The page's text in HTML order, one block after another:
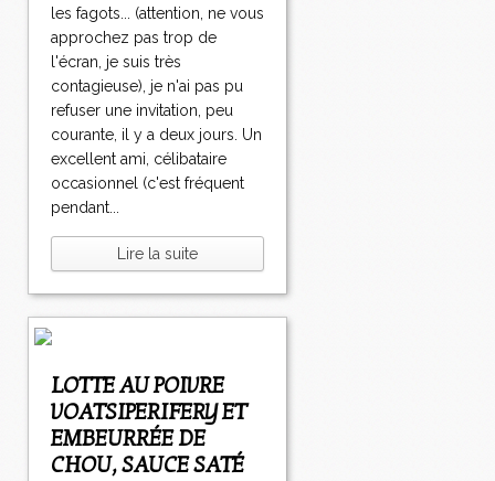
les fagots... (attention, ne vous
approchez pas trop de
l'écran, je suis très
contagieuse), je n'ai pas pu
refuser une invitation, peu
courante, il y a deux jours. Un
excellent ami, célibataire
occasionnel (c'est fréquent
pendant...
Lire la suite
LOTTE AU POIVRE
VOATSIPERIFERY ET
EMBEURRÉE DE
CHOU, SAUCE SATÉ